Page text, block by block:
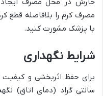
خارش در محل مصرف ایجاد
مصرف کرم را بلافاصله قطع
با پزشک مشورت کنید.
شرایط نگهداری
سانتی گراد (دمای اتاق)